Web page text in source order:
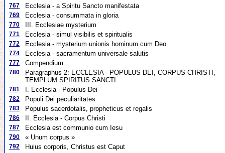
767 Ecclesia - a Spiritu Sancto manifestata
769 Ecclesia - consummata in gloria
770 III. Ecclesiae mysterium
771 Ecclesia - simul visibilis et spiritualis
772 Ecclesia - mysterium unionis hominum cum Deo
774 Ecclesia - sacramentum universale salutis
777 Compendium
780
Paragraphus 2: ECCLESIA - POPULUS DEI, CORPUS CHRISTI,
TEMPLUM SPIRITUS SANCTI
781 I. Ecclesia - Populus Dei
782 Populi Dei peculiaritates
783 Populus sacerdotalis, propheticus et regalis
786 II. Ecclesia - Corpus Christi
787 Ecclesia est communio cum Iesu
790 « Unum corpus »
792 Huius corporis, Christus est Caput